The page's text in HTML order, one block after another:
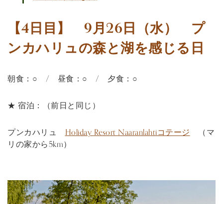
【4日目】 9月26日（水） プ
ンカハリュの森と湖を感じる日
朝食：○ / 昼食：○ / 夕食：○
★ 宿泊：（前日と同じ）
プンカハリュHoliday Resort Naaranlahtiコテージ（マ
リの家から5km）